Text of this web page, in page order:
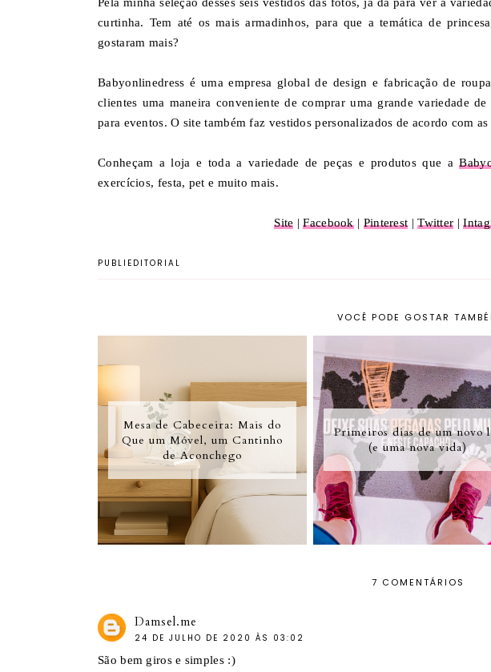
curtinha. Tem até os mais armadinhos, para que a temática de
gostaram mais?
Babyonlinedress é uma empresa global de design e fabricação de
clientes uma maneira conveniente de comprar uma grande variedade
para eventos. O site também faz vestidos personalizados de acordo com
Conheçam a loja e toda a variedade de peças e produtos que a
exercícios, festa, pet e muito mais.
Site |Facebook| Pinterest |Twitter |
PUBLIEDITORIAL
VOCÊ PODE GOSTAR
Mesa de Cabeceira: Mais do
Que um Móvel, um Cantinho
de Aconchego
Primeiros dias de um novo
(e uma nova vida)
7 COMENTÁRIOS
Damsel.me
24 DE JULHO DE 2020 ÀS 03:02
São bem giros e simples :)